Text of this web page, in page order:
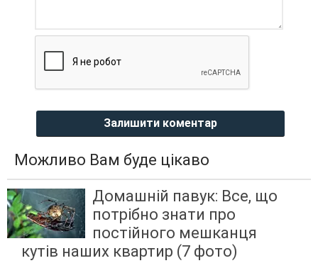
Залишити коментар
Можливо Вам буде цікаво
Домашній павук: Все, що
потрібно знати про
постійного мешканця
кутів наших квартир (7 фото)